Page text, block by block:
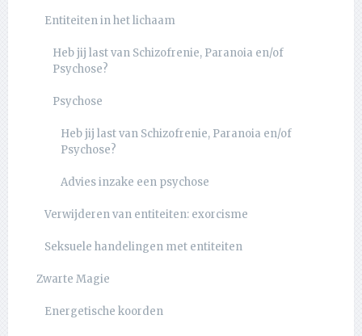
Entiteiten in het lichaam
Heb jij last van Schizofrenie, Paranoia en/of
Psychose?
Psychose
Heb jij last van Schizofrenie, Paranoia en/of
Psychose?
Advies inzake een psychose
Verwijderen van entiteiten: exorcisme
Seksuele handelingen met entiteiten
Zwarte Magie
Energetische koorden